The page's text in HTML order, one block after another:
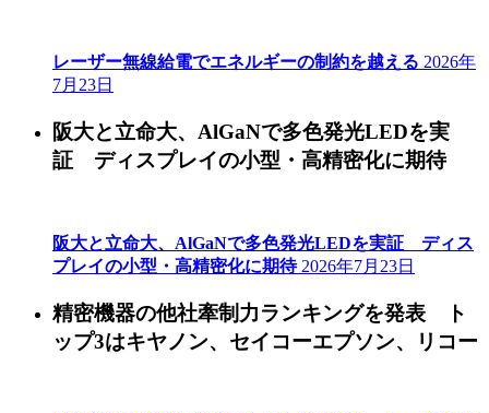
レーザー無線給電でエネルギーの制約を越える 2026年
7月23日
阪大と立命大、AlGaNで多色発光LEDを実
証 ディスプレイの小型・高精密化に期待
阪大と立命大、AlGaNで多色発光LEDを実証 ディス
プレイの小型・高精密化に期待 2026年7月23日
精密機器の他社牽制力ランキングを発表 ト
ップ3はキヤノン、セイコーエプソン、リコー